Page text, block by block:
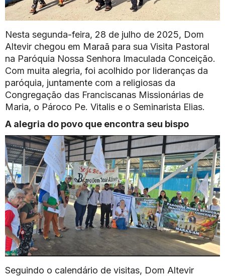
Nesta segunda-feira, 28 de julho de 2025, Dom
Altevir chegou em Maraã para sua Visita Pastoral
na Paróquia Nossa Senhora Imaculada Conceição.
Com muita alegria, foi acolhido por lideranças da
paróquia, juntamente com a religiosas da
Congregação das Franciscanas Missionárias de
Maria, o Pároco Pe. Vitalis e o Seminarista Elias.
A alegria do povo que encontra seu bispo
Seguindo o calendário de visitas, Dom Altevir